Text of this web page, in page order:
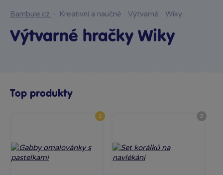
Baby Značky
Bambule.cz · Kreativní a naučné · Výtvarné · Wiky
Výtvarné hračky Wiky
Top produkty
1 2